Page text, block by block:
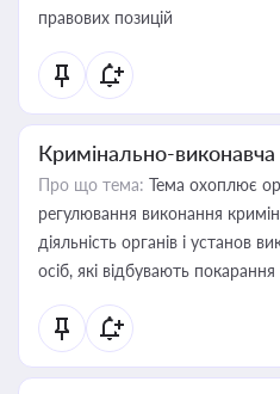
правових позицій
Кримінально-
Про що тема: Тема охоплює
регулювання виконання
діяльність органів і установ
осіб, які відбувають покарання